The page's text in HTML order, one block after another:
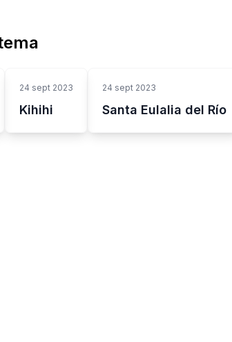
24 sept 2023
Kihihi
24 sept 2023
Santa Eulalia del Río